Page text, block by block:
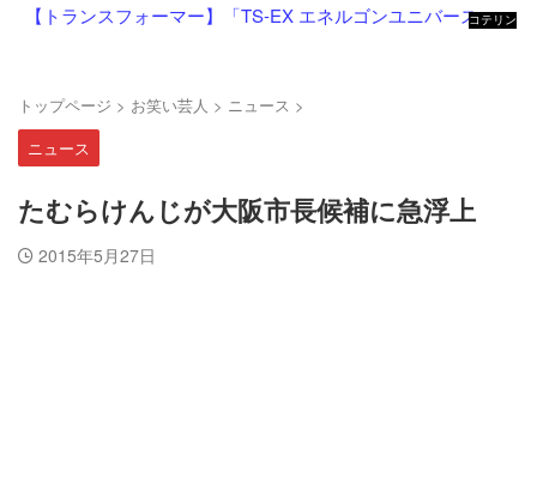
【トランスフォーマー】「TS-EX エネルゴンユニバース オプティマスプライム」【T-SPARK ZONE 流通限定で予約開始】
コテリン
トップページ > お笑い芸人 > ニュース >
ニュース
たむらけんじが大阪市長候補に急浮上
2015年5月27日